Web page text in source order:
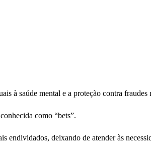
à saúde mental e a proteção contra fraudes
como “bets”.
endividados, deixando de atender às